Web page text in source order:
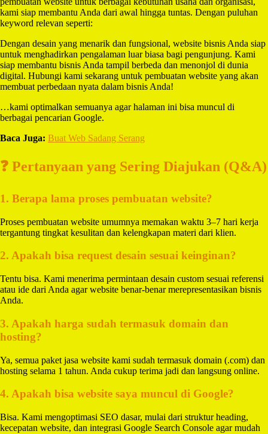
kami siap membantu Anda dari awal hingga tuntas. Dengan puluhan
keyword relevan seperti:
Dengan desain yang menarik dan fungsional, website bisnis Anda siap
untuk menghadirkan pengalaman luar biasa bagi pengunjung. Kami
siap membantu bisnis Anda tampil berbeda dan menonjol di dunia
digital. Hubungi kami sekarang untuk pembuatan website yang akan
membuat perbedaan nyata dalam bisnis Anda!
…kami optimalkan semuanya agar halaman ini bisa muncul di
berbagai pencarian Google.
Baca Juga: Buat Web Sadang Serang
❓ Pertanyaan yang Sering Diajukan (Q&A)
1. Berapa lama proses pembuatan website?
Proses pembuatan website umumnya memakan waktu 3–7 hari kerja
tergantung tingkat kesulitan dan kelengkapan materi dari klien.
2. Apakah bisa request desain sesuai keinginan?
Tentu bisa. Kami menerima permintaan desain custom sesuai referensi
atau ide dari Anda agar website benar-benar merepresentasikan bisnis
Anda.
3. Apakah harga sudah termasuk domain dan
hosting?
Ya, semua paket jasa website kami sudah termasuk domain (.com) dan
hosting selama 1 tahun. Anda cukup terima jadi dan langsung online.
4. Apakah bisa website saya muncul di Google?
Bisa. Kami mengoptimasi SEO dasar, mulai dari struktur heading,
kecepatan website, dan integrasi Google Search Console agar mudah